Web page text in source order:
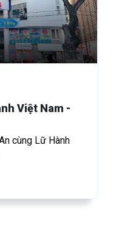
Việt Nam -
cùng Lữ Hành